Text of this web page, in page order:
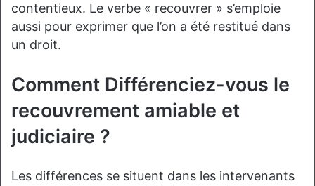
contentieux. Le verbe « recouvrer » s’emploie
aussi pour exprimer que l’on a été restitué dans
un droit.
Comment Différenciez-vous le
recouvrement amiable et
judiciaire ?
Les différences se situent dans les intervenants